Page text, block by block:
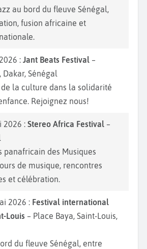
au bord du fleuve Sénégal,
fusion africaine et
: Jant Beats Festival –
Dakar, Sénégal
la culture dans la solidarité
Rejoignez nous!
2026 : Stereo Africa Festival –
panafricain des Musiques
de musique, rencontres
et célébration.
2026 : Festival international
Louis – Place Baya, Saint-Louis,
du fleuve Sénégal, entre